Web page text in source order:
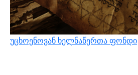
უცხოენოვან ხელნაწერთა ფონდი